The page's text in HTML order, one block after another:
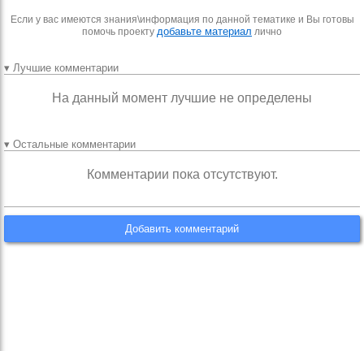
Если у вас имеются знания\информация по данной тематике и Вы готовы
помочь проекту добавьте материал лично
▾ Лучшие комментарии
На данный момент лучшие не определены
▾ Остальные комментарии
Комментарии пока отсутствуют.
Добавить комментарий